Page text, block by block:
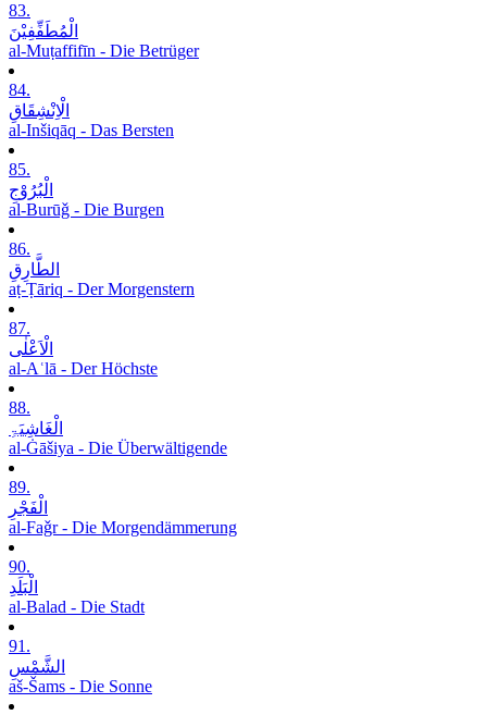
83.
الْمُطَفِّفِیْنَ
al-Muṭaffifīn - Die Betrüger
84.
الْاِنْشِقَاقِ
al-Inšiqāq - Das Bersten
85.
الْبُرُوْجِ
al-Burūǧ - Die Burgen
86.
الطَّارِقِ
aṭ-Ṭāriq - Der Morgenstern
87.
الْاَعْلٰی
al-Aʿlā - Der Höchste
88.
الْغَاشِیَۃِ
al-Ġāšiya - Die Überwältigende
89.
الْفَجْرِ
al-Faǧr - Die Morgendämmerung
90.
الْبَلَدِ
al-Balad - Die Stadt
91.
الشَّمْسِ
aš-Šams - Die Sonne